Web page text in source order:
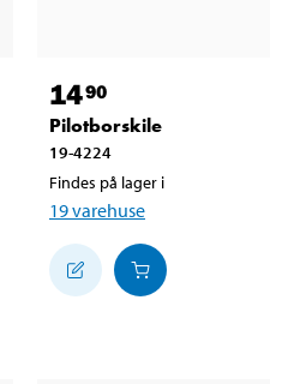
1490
Pilotborskile
19-4224
Findes på lager i
19varehuse